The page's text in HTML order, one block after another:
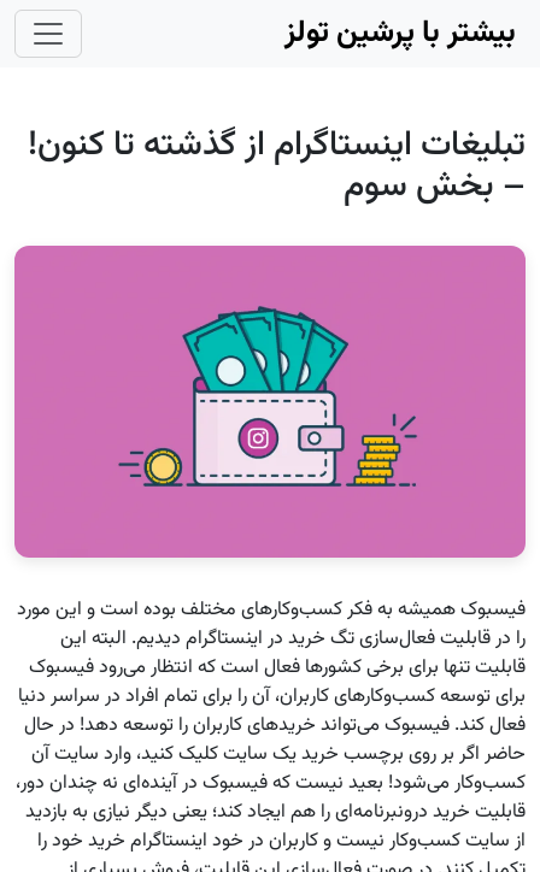
Skip to main content
بیشتر با پرشین تولز
تبلیغات اینستاگرام از گذشته تا کنون!
– بخش سوم
فیسبوک همیشه به فکر کسب‌وکارهای مختلف بوده است و این مورد
را در قابلیت فعال‌سازی تگ خرید در اینستاگرام دیدیم. البته این
قابلیت تنها برای برخی کشورها فعال است که انتظار می‌رود فیسبوک
برای توسعه کسب‌وکارهای کاربران، آن را برای تمام افراد در سراسر دنیا
فعال کند. فیسبوک می‌تواند خریدهای کاربران را توسعه دهد! در حال
حاضر اگر بر روی برچسب خرید یک سایت کلیک کنید، وارد سایت آن
کسب‌وکار می‌شود! بعید نیست که فیسبوک در آینده‌ای نه چندان دور،
قابلیت خرید درون‎برنامه‌ای را هم ایجاد کند؛ یعنی دیگر نیازی به بازدید
از سایت کسب‌وکار نیست و کاربران در خود اینستاگرام خرید خود را